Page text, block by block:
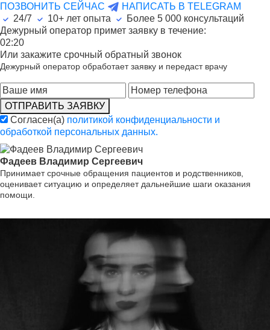
ПОЗВОНИТЬ СЕЙЧАС
НАПИСАТЬ В TELEGRAM
24/7
10+ лет опыта Более 5 000 консультаций
Дежурный оператор примет заявку в течение:
02:20
Или закажите срочный обратный звонок
Дежурный оператор обработает заявку и передаст врачу
ОТПРАВИТЬ ЗАЯВКУ
Согласен(а) политикой конфиденциальности и
обработкой персональных данных.
Фадеев Владимир Сергеевич
Принимает срочные обращения пациентов и родственников,
оценивает ситуацию и определяет дальнейшие шаги оказания
помощи.